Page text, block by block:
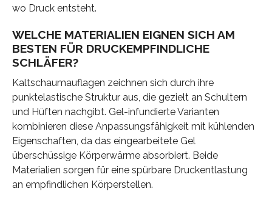
wo Druck entsteht.
WELCHE MATERIALIEN EIGNEN SICH AM
BESTEN FÜR DRUCKEMPFINDLICHE
SCHLÄFER?
Kaltschaumauflagen zeichnen sich durch ihre
punktelastische Struktur aus, die gezielt an Schultern
und Hüften nachgibt. Gel-infundierte Varianten
kombinieren diese Anpassungsfähigkeit mit kühlenden
Eigenschaften, da das eingearbeitete Gel
überschüssige Körperwärme absorbiert. Beide
Materialien sorgen für eine spürbare Druckentlastung
an empfindlichen Körperstellen.